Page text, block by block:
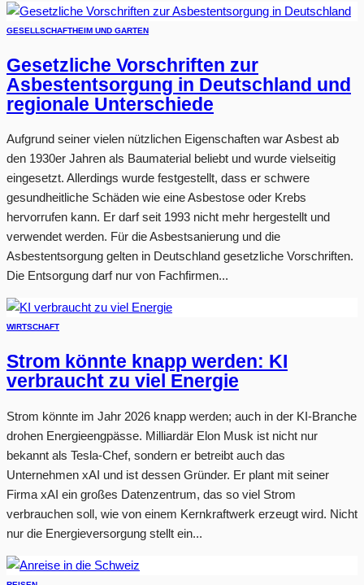
GESELLSCHAFTHEIM UND GARTEN
Gesetzliche Vorschriften zur
Asbestentsorgung in Deutschland und
regionale Unterschiede
Aufgrund seiner vielen nützlichen Eigenschaften war Asbest ab
den 1930er Jahren als Baumaterial beliebt und wurde vielseitig
eingesetzt. Allerdings wurde festgestellt, dass er schwere
gesundheitliche Schäden wie eine Asbestose oder Krebs
hervorrufen kann. Er darf seit 1993 nicht mehr hergestellt und
verwendet werden. Für die Asbestsanierung und die
Asbestentsorgung gelten in Deutschland gesetzliche Vorschriften.
Die Entsorgung darf nur von Fachfirmen...
WIRTSCHAFT
Strom könnte knapp werden: KI
verbraucht zu viel Energie
Strom könnte im Jahr 2026 knapp werden; auch in der KI-Branche
drohen Energieengpässe. Milliardär Elon Musk ist nicht nur
bekannt als Tesla-Chef, sondern er betreibt auch das
Unternehmen xAI und ist dessen Gründer. Er plant mit seiner
Firma xAI ein großes Datenzentrum, das so viel Strom
verbrauchen soll, wie von einem Kernkraftwerk erzeugt wird. Nicht
nur die Energieversorgung stellt ein...